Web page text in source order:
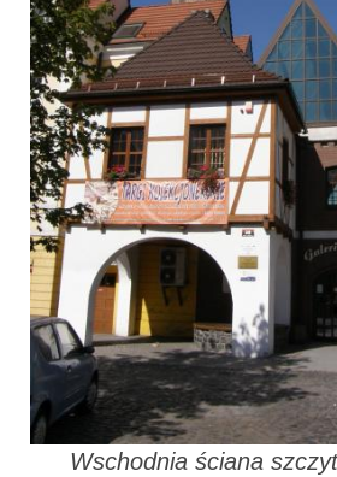
Wschodnia ściana